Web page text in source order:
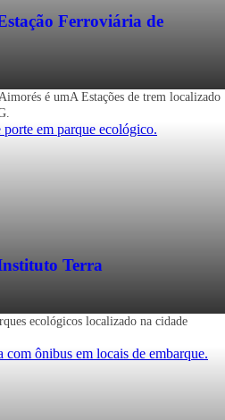
para Aimorés - MG
Ferroviária de
é umA Estações de trem localizado
Terra
ecológicos localizado na cidade